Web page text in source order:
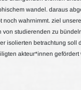
wandel. daraus
wahrnimmt. ziel
studierenden zu
isolierten betrachtung soll
akteur*innen gefördert